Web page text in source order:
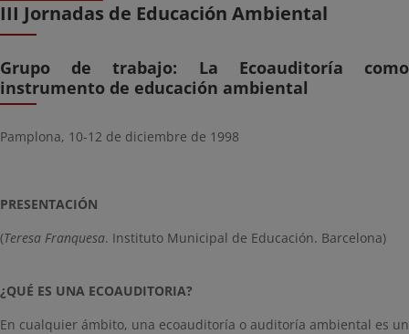
III Jornadas de Educación Ambiental
Grupo de trabajo: La Ecoauditoría como
instrumento de educación ambiental
Pamplona, 10-12 de diciembre de 1998
PRESENTACIÓN
(Teresa Franquesa. Instituto Municipal de Educación. Barcelona)
¿QUÉ ES UNA ECOAUDITORIA?
En cualquier ámbito, una ecoauditoría o auditoría ambiental es un